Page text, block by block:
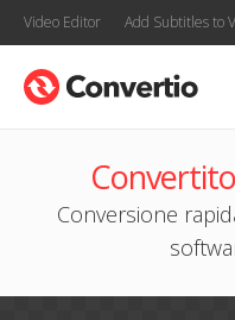
Video Editor Add Subtitles to
Conversione